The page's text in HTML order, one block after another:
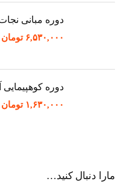
دوره مبانی نجات
۶,۵۳۰,۰۰۰ تومان
دوره کوهپیمایی
۱,۶۳۰,۰۰۰ تومان
مارا دنبال کنید…